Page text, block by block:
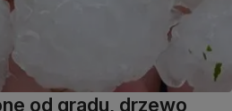
od gradu, drzewo